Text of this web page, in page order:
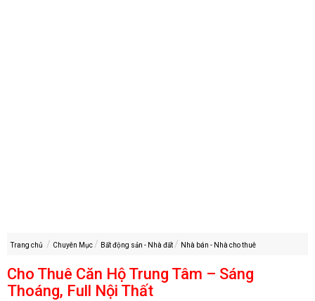
Trang chủ Chuyên Mục Bất động sản - Nhà đất Nhà bán - Nhà cho thuê
Cho Thuê Căn Hộ Trung Tâm – Sáng
Thoáng, Full Nội Thất